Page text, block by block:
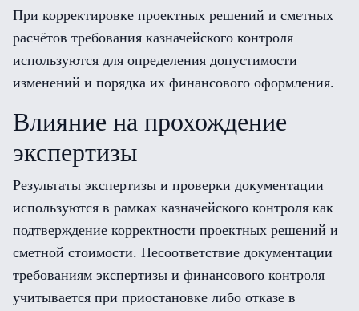
При корректировке проектных решений и сметных
расчётов требования казначейского контроля
используются для определения допустимости
изменений и порядка их финансового оформления.
Влияние на прохождение
экспертизы
Результаты экспертизы и проверки документации
используются в рамках казначейского контроля как
подтверждение корректности проектных решений и
сметной стоимости. Несоответствие документации
требованиям экспертизы и финансового контроля
учитывается при приостановке либо отказе в